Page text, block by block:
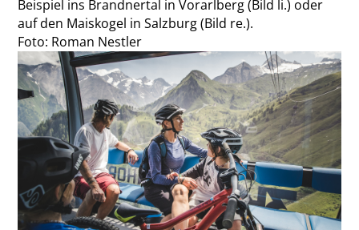
Beispiel ins Brandnertal in Vorarlberg (Bild li.) oder
auf den Maiskogel in Salzburg (Bild re.).
Foto: Roman Nestler